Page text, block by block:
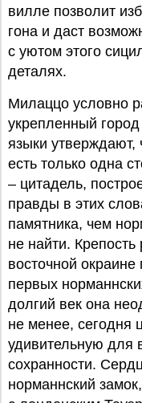
вилле позволит
гона и даст
с уютом этого
деталях.
Милаццо условно
укрепленный
языки утверждают,
есть только одна
– цитадель,
правды в этих
памятника, чем
не найти.
восточной
первых
долгий век она
не менее, сегодня
удивительную для
сохранности.
норманнский